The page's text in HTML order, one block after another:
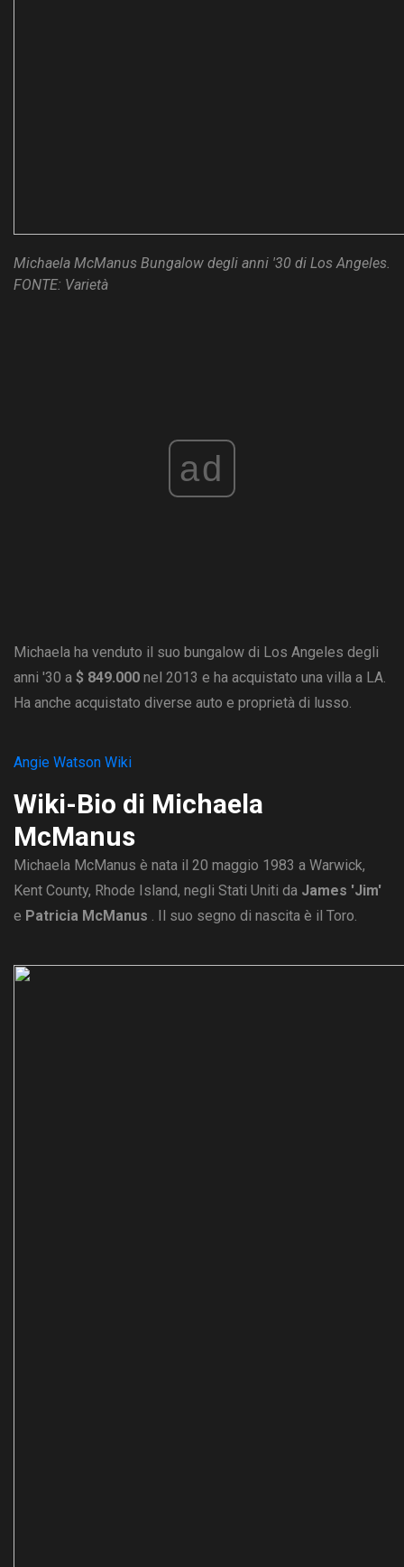
Michaela McManus Bungalow degli anni '30 di Los Angeles.
FONTE: Varietà
ad
Michaela ha venduto il suo bungalow di Los Angeles degli
anni '30 a $ 849.000 nel 2013 e ha acquistato una villa a LA.
Ha anche acquistato diverse auto e proprietà di lusso.
Angie Watson Wiki
Wiki-Bio di Michaela
McManus
Michaela McManus è nata il 20 maggio 1983 a Warwick,
Kent County, Rhode Island, negli Stati Uniti da James 'Jim'
e Patricia McManus . Il suo segno di nascita è il Toro.